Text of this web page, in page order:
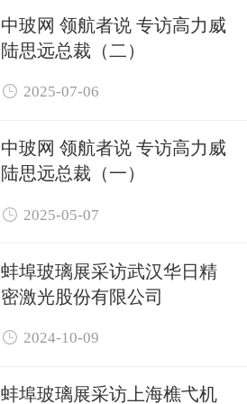
中玻网 领航者说 专访高力威
陆思远总裁（二）
 2025-07-06
中玻网 领航者说 专访高力威
陆思远总裁（一）
 2025-05-07
蚌埠玻璃展采访武汉华日精
密激光股份有限公司
 2024-10-09
蚌埠玻璃展采访上海樵弋机